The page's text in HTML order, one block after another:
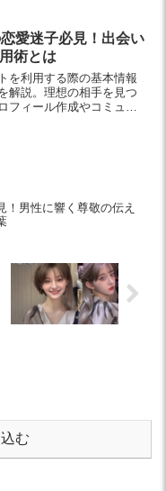
愛迷子必見！出会い
術とは
を利用する際の基本情報
解説。理想の相手を見つ
フィール作成やコミュニ
！男性に響く尊敬の伝え
む